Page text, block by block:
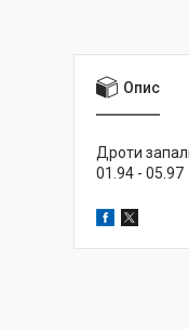
Опис
Дроти
01.94 - 05.97